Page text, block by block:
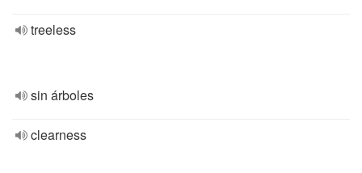
treeless
sin árboles
clearness